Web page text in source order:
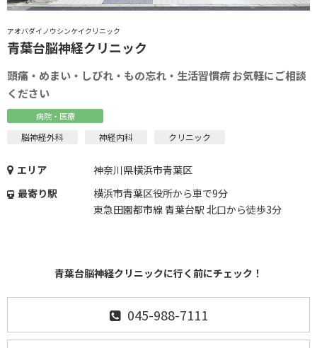
アオバダイノウシンケイクリニック
青葉台脳神経クリニック
頭痛・めまい・しびれ・もの忘れ・生活習慣病 お気軽にご相談
ください
病院・医療
脳神経外科 神経内科 クリニック
エリア
神奈川県横浜市青葉区
最寄り駅
横浜市青葉区役所から車で9分
東急田園都市線 青葉台駅 北口から徒歩3分
青葉台脳神経クリニックに行く前にチェック！
045-988-7111